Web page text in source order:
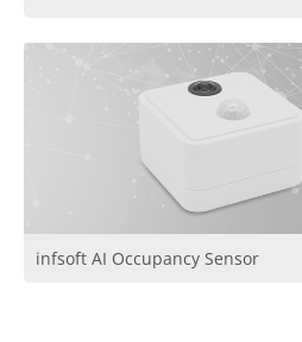
infsoft AI Occupancy Sensor